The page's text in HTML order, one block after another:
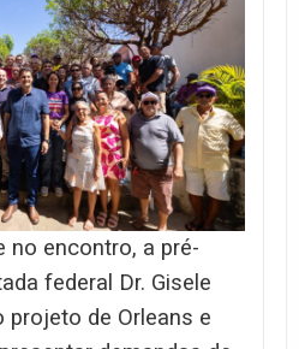
no encontro, a pré-
federal Dr. Gisele
projeto de Orleans e